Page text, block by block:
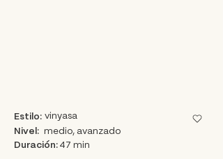
Estilo: vinyasa
medio, avanzado
Nivel:
47 min
Duración: